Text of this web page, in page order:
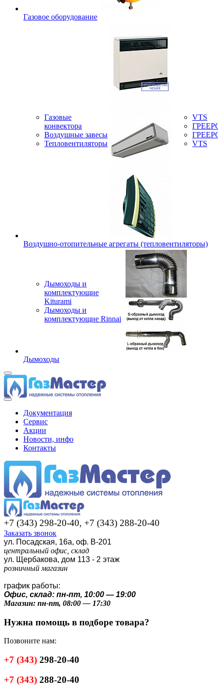
Газовое оборудование
Газовые
конвектора
Воздушные завесы
Тепловентиляторы
VTS
VTS
Воздушно-отопительные агрегаты (тепловентиляторы)
Дымоходы и
комплектующие
Kiturami
Дымоходы и
комплектующие Rinnai
Дымоходы
Документация
Сервис
Акции
Новости, инфо
Контакты
+7 (343) 298-20-40, +7 (343) 288-20-40
Заказать звонок
ул. Посадская, 16а, оф. В-201
центральный офис, склад
ул. Щербакова, дом 113 - 2 этаж
розничный магазин
график работы:
Офис, склад: пн-пт, 10:00 — 19:00
Магазин: пн-пт, 08:00 — 17:30
Нужна помощь в подборе товара?
Позвоните нам:
+7 (343) 298-20-40
+7 (343) 288-20-40